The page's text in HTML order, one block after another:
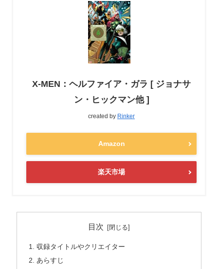
X-MEN：ヘルファイア・ガラ [ ジョナサ
ン・ヒックマン他 ]
created by Rinker
Amazon
楽天市場
目次
収録タイトルやクリエイター
あらすじ